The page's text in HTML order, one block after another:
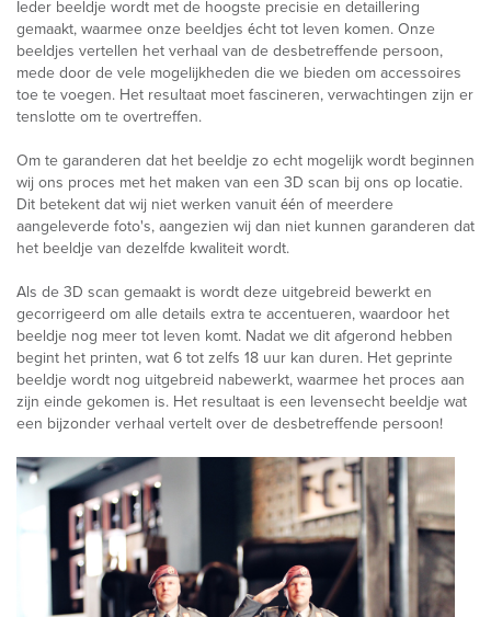
Ieder beeldje wordt met de hoogste precisie en detaillering
gemaakt, waarmee onze beeldjes écht tot leven komen. Onze
beeldjes vertellen het verhaal van de desbetreffende persoon,
mede door de vele mogelijkheden die we bieden om accessoires
toe te voegen. Het resultaat moet fascineren, verwachtingen zijn er
tenslotte om te overtreffen.
Om te garanderen dat het beeldje zo echt mogelijk wordt beginnen
wij ons proces met het maken van een 3D scan bij ons op locatie.
Dit betekent dat wij niet werken vanuit één of meerdere
aangeleverde foto's, aangezien wij dan niet kunnen garanderen dat
het beeldje van dezelfde kwaliteit wordt.
Als de 3D scan gemaakt is wordt deze uitgebreid bewerkt en
gecorrigeerd om alle details extra te accentueren, waardoor het
beeldje nog meer tot leven komt. Nadat we dit afgerond hebben
begint het printen, wat 6 tot zelfs 18 uur kan duren. Het geprinte
beeldje wordt nog uitgebreid nabewerkt, waarmee het proces aan
zijn einde gekomen is. Het resultaat is een levensecht beeldje wat
een bijzonder verhaal vertelt over de desbetreffende persoon!